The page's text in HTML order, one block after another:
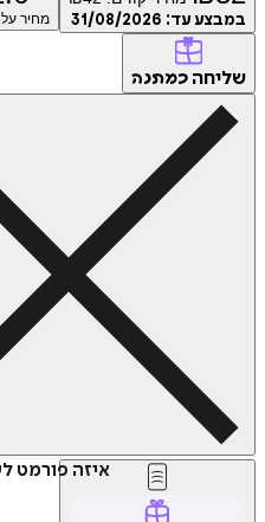
עד:31/08/2026 מחיר על הספר: ₪
כמתנה
איזה פורמט